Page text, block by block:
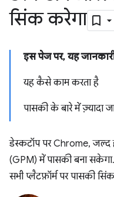
सिंक करेगा
इस पेज पर, यह
यह कैसे काम करता है
पासकी के बारे में ज़्यादा
डेस्कटॉप पर Chrome,
(GPM) में पासकी बना
सभी प्लैटफ़ॉर्म पर पासकी